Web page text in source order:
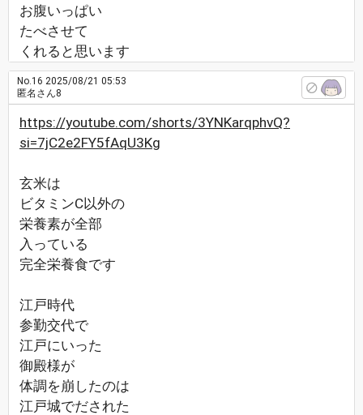
お腹いっぱい
たべさせて
くれると思います
No.16 2025/08/21 05:53
匿名さん8
https://youtube.com/shorts/3YNKarqphvQ?
si=7jC2e2FY5fAqU3Kg
玄米は
ビタミンC以外の
栄養素が全部
入っている
完全栄養食です
江戸時代
参勤交代で
江戸にいった
御殿様が
体調を崩したのは
江戸城でだされた